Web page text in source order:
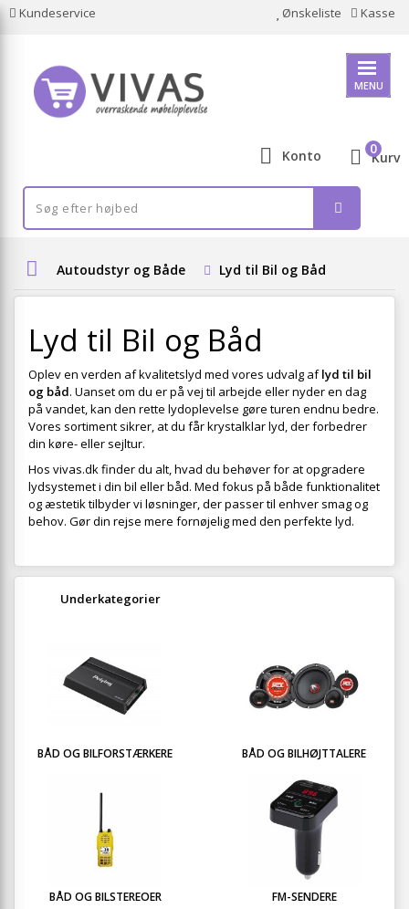
Kundeservice Ønskeliste Kasse
MENU
Konto Kurv
0
Autoudstyr og Både Lyd til Bil og Båd
Lyd til Bil og Båd
Oplev en verden af kvalitetslyd med vores udvalg aflyd til bil
og båd. Uanset om du er på vej til arbejde eller nyder en dag
på vandet, kan den rette lydoplevelse gøre turen endnu bedre.
Vores sortiment sikrer, at du får krystalklar lyd, der forbedrer
din køre- eller sejltur.
Hos vivas.dk finder du alt, hvad du behøver for at opgradere
lydsystemet i din bil eller båd. Med fokus på både funktionalitet
og æstetik tilbyder vi løsninger, der passer til enhver smag og
behov. Gør din rejse mere fornøjelig med den perfekte lyd.
Underkategorier
BÅD OG BILFORSTÆRKERE BÅD OG BILHØJTTALERE
BÅD OG BILSTEREOER FM-SENDERE